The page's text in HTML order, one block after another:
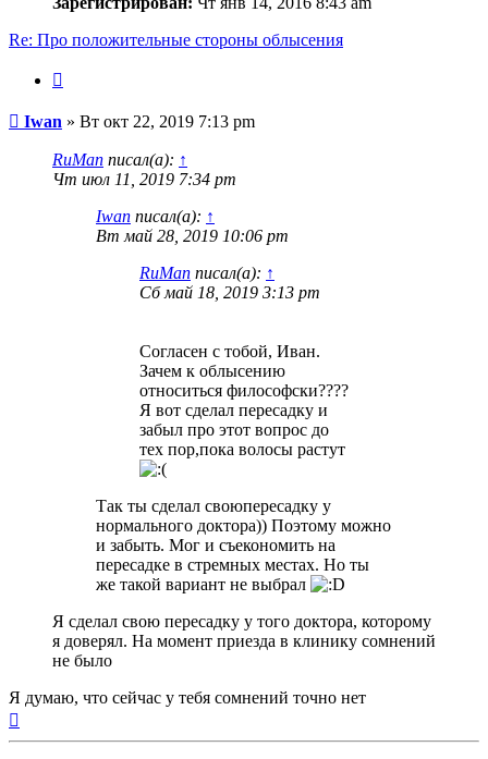
Re: Про положительные стороны облысения
Сообщение
Iwan » Вт окт 22, 2019 7:13 pm
RuMan писал(а): ↑
Чт июл 11, 2019 7:34 pm
Iwan писал(а): ↑
Вт май 28, 2019 10:06 pm
RuMan писал(а): ↑
Сб май 18, 2019 3:13 pm
Согласен с тобой, Иван.
Зачем к облысению
относиться философски????
Я вот сделал пересадку и
забыл про этот вопрос до
тех пор,пока волосы растут
Так ты сделал своюпересадку у
нормального доктора)) Поэтому можно
и забыть. Мог и съекономить на
пересадке в стремных местах. Но ты
же такой вариант не выбрал
Я сделал свою пересадку у того доктора, которому
я доверял. На момент приезда в клинику сомнений
не было
Я думаю, что сейчас у тебя сомнений точно нет